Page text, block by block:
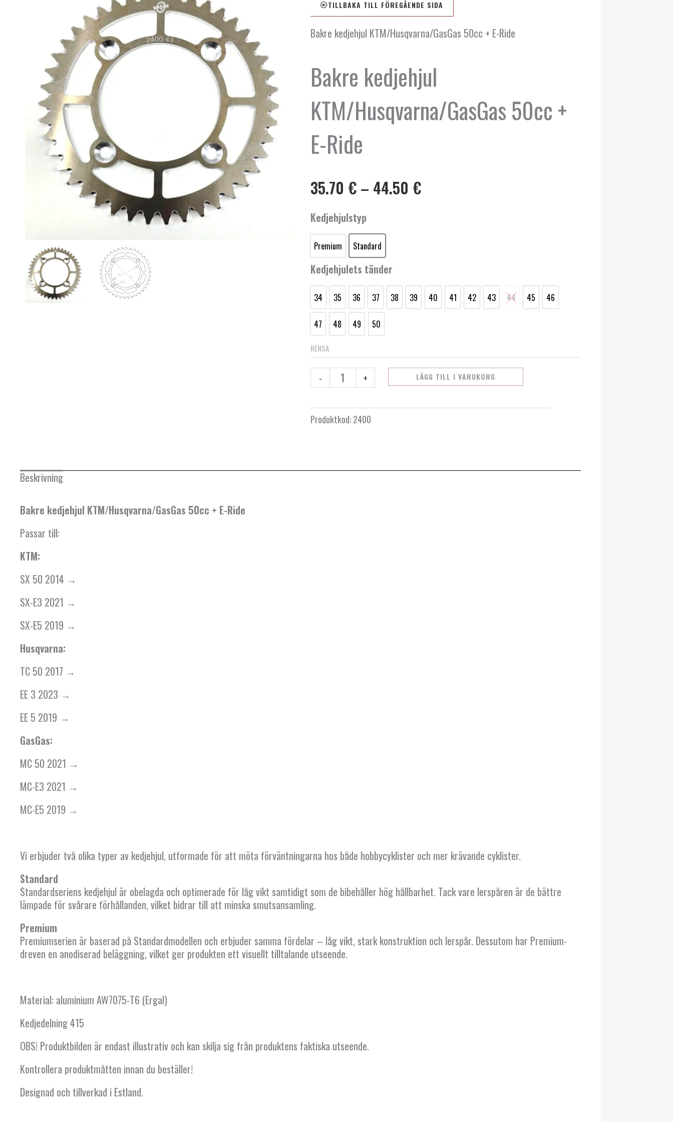
TILLBAKA TILL FÖREGÅENDE SIDA
Bakre kedjehjul KTM/Husqvarna/GasGas 50cc + E-Ride
Bakre kedjehjul
KTM/Husqvarna/GasGas 50cc +
E-Ride
35.70 € – 44.50 €Prisintervall:
35.70 €
Kedjehjulstyp
Premium
Premium
Standard
Standard
Kedjehjulets tänder
34
34
35
35
36
36
37
37
38
38
39
39
40
40
41
41
42
42
43
43
44
44
45
45
46
46
47
47
48
48
49
49
50
50
RENSA
-
Bakre
kedjehjul
KTM/Husqvarna/GasGas
50cc
+
E-
Ride
mängd
+ LÄGG TILL I VARUKORG
Produktkod:2400
Beskrivning
Bakre kedjehjul KTM/Husqvarna/GasGas 50cc + E-Ride
Passar till:
KTM:
SX 50 2014 →
SX-E3 2021 →
SX-E5 2019 →
Husqvarna:
TC 50 2017 →
EE 3 2023 →
EE 5 2019 →
GasGas:
MC 50 2021 →
MC-E3 2021 →
MC-E5 2019 →
Vi erbjuder två olika typer av kedjehjul, utformade för att möta förväntningarna hos både hobbycyklister och mer krävande cyklister.
Standard
Standardseriens kedjehjul är obelagda och optimerade för låg vikt samtidigt som de bibehåller hög hållbarhet. Tack vare lerspåren är de bättre
lämpade för svårare förhållanden, vilket bidrar till att minska smutsansamling.
Premium
Premiumserien är baserad på Standardmodellen och erbjuder samma fördelar – låg vikt, stark konstruktion och lerspår. Dessutom har Premium-
dreven en anodiserad beläggning, vilket ger produkten ett visuellt tilltalande utseende.
Material: aluminium AW7075-T6 (Ergal)
Kedjedelning 415
OBS! Produktbilden är endast illustrativ och kan skilja sig från produktens faktiska utseende.
Kontrollera produktmåtten innan du beställer!
Designad och tillverkad i Estland.